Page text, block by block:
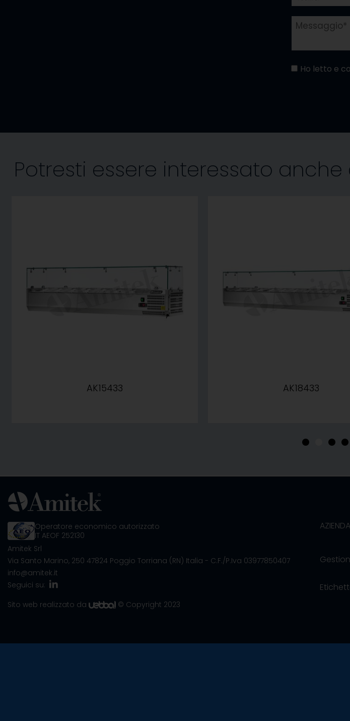
Ho letto e
Potresti essere interessato anche
AK15433 AK18433
• ••
Operatore economico autorizzato
IT AEOF 252130
Amitek Srl
Via Santo Marino, 250 47824 Poggio Torriana (RN) Italia - C.F./P.Iva 03977850407
info@amitek.it
Seguici su:
Sito web realizzato da
© Copyright 2023
AZIENDA